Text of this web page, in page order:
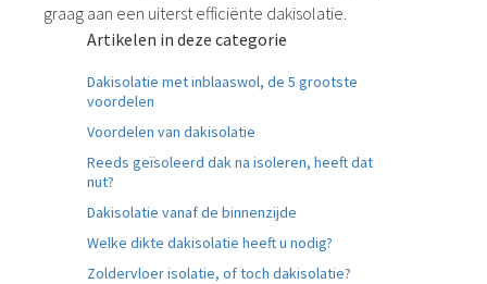
graag aan een uiterst efficiënte dakisolatie.
Artikelen in deze categorie
Dakisolatie met inblaaswol, de 5 grootste
voordelen
Voordelen van dakisolatie
Reeds geïsoleerd dak na isoleren, heeft dat
nut?
Dakisolatie vanaf de binnenzijde
Welke dikte dakisolatie heeft u nodig?
Zoldervloer isolatie, of toch dakisolatie?